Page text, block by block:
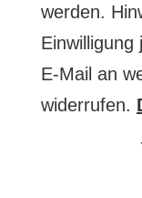
werden.
E-Mail an
widerrufen.